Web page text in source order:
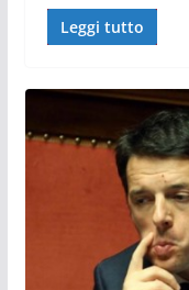
Leggi tutto